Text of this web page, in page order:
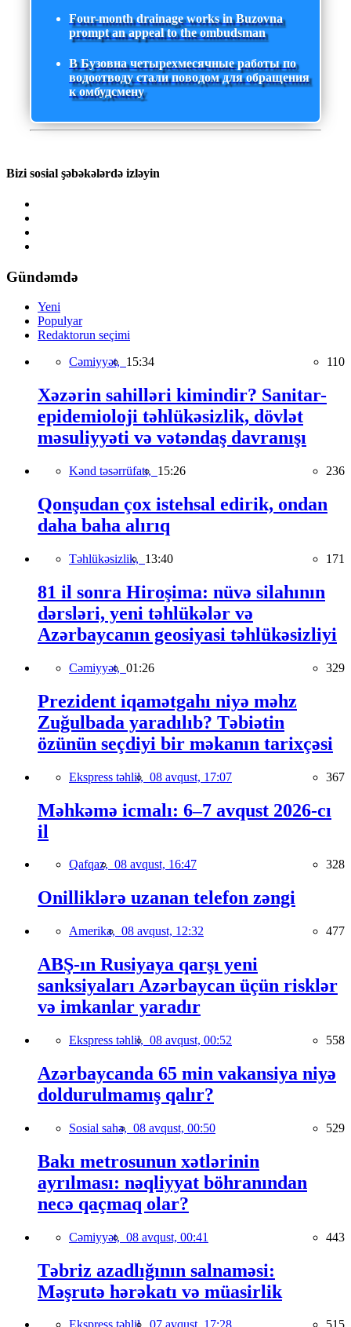
Four-month drainage works in Buzovna
prompt an appeal to the ombudsman
В Бузовна четырехмесячные работы по
водоотводу стали поводом для обращения
к омбудсмену
Bizi sosial şəbəkələrdə izləyin
Gündəmdə
Yeni
Populyar
Redaktorun seçimi
Cəmiyyət, 15:34 110
Xəzərin sahilləri kimindir? Sanitar-
epidemioloji təhlükəsizlik, dövlət
məsuliyyəti və vətəndaş davranışı
Kənd təsərrüfatı, 15:26 236
Qonşudan çox istehsal edirik, ondan
daha baha alırıq
Təhlükəsizlik, 13:40 171
81 il sonra Hiroşima: nüvə silahının
dərsləri, yeni təhlükələr və
Azərbaycanın geosiyasi təhlükəsizliyi
Cəmiyyət, 01:26 329
Prezident iqamətgahı niyə məhz
Zuğulbada yaradılıb? Təbiətin
özünün seçdiyi bir məkanın tarixçəsi
Ekspress təhlil, 08 avqust, 17:07 367
Məhkəmə icmalı: 6–7 avqust 2026-cı
il
Qafqaz, 08 avqust, 16:47 328
Onilliklərə uzanan telefon zəngi
Amerika, 08 avqust, 12:32 477
ABŞ-ın Rusiyaya qarşı yeni
sanksiyaları Azərbaycan üçün risklər
və imkanlar yaradır
Ekspress təhlil, 08 avqust, 00:52 558
Azərbaycanda 65 min vakansiya niyə
doldurulmamış qalır?
Sosial sahə, 08 avqust, 00:50 529
Bakı metrosunun xətlərinin
ayrılması: nəqliyyat böhranından
necə qaçmaq olar?
Cəmiyyət, 08 avqust, 00:41 443
Təbriz azadlığının salnaməsi:
Məşrutə hərəkatı və müasirlik